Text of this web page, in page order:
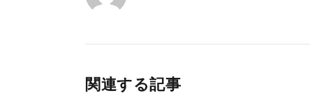
関連する記事